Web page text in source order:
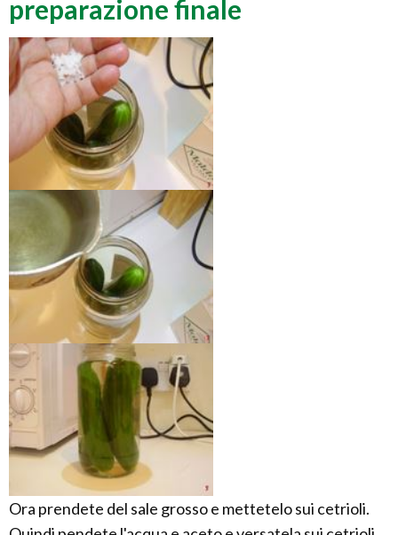
preparazione finale
Ora prendete del sale grosso e mettetelo sui cetrioli.